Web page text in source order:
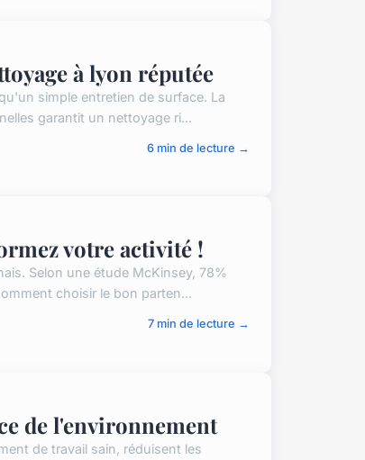
à lyon réputée
simple entretien de surface. La
garantit un nettoyage ri...
6 min de lecture →
votre activité !
Selon une étude McKinsey, 78%
choisir le bon parten...
7 min de lecture →
de l'environnement
de travail sain, réduisent les